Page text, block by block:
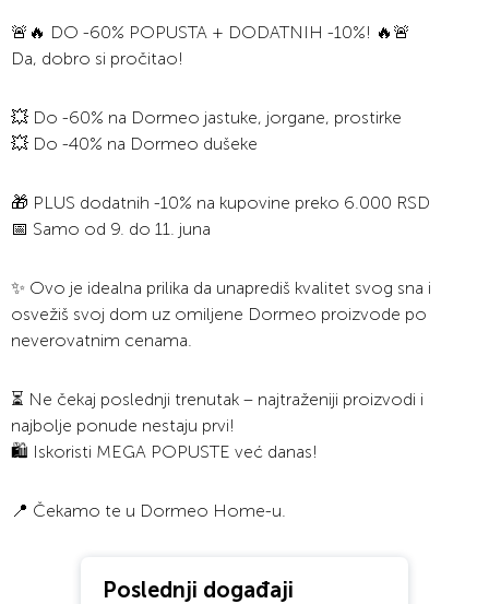
🚨🔥 DO -60% POPUSTA + DODATNIH -10%! 🔥🚨
Da, dobro si pročitao!
💥 Do -60% na Dormeo jastuke, jorgane, prostirke
💥 Do -40% na Dormeo dušeke
🎁 PLUS dodatnih -10% na kupovine preko 6.000 RSD
📅 Samo od 9. do 11. juna
✨ Ovo je idealna prilika da unaprediš kvalitet svog sna i
osvežiš svoj dom uz omiljene Dormeo proizvode po
neverovatnim cenama.
⏳ Ne čekaj poslednji trenutak – najtraženiji proizvodi i
najbolje ponude nestaju prvi!
🛍️ Iskoristi MEGA POPUSTE već danas!
📍 Čekamo te u Dormeo Home-u.
Poslednji događaji